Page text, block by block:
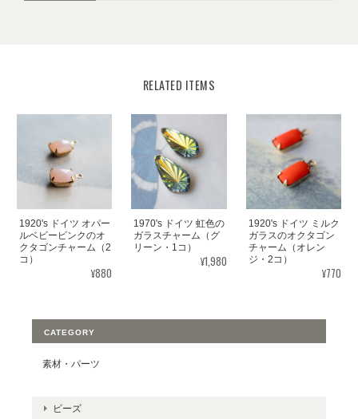
RELATED ITEMS
1920's ドイツ オパー
ルベビーピンクのオ
クタゴンチャーム（2
コ）
¥880
1970's ドイツ 虹色の
ガラスチャーム（グ
リーン・1コ）
¥1,980
1920's ドイツ ミルク
ガラスのオクタゴン
チャーム（オレン
ジ・2コ）
¥770
CATEGORY
素材・パーツ
ビーズ